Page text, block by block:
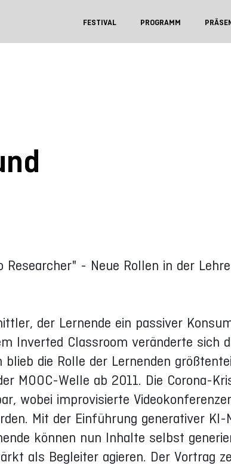
FESTIVAL PROGRAMM
- Neue Rollen in der Lehre
der Lernende ein passiver
Inverted Classroom veränderte sich
die Rolle der Lernenden
MOOC-Welle ab 2011. Die Corona-
wobei improvisierte
Mit der Einführung generativer KI-
können nun Inhalte selbst
als Begleiter agieren. Der Vortrag